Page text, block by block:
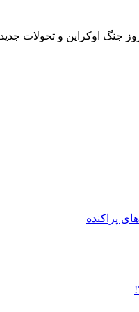
جنگ اوکراین و تحولات